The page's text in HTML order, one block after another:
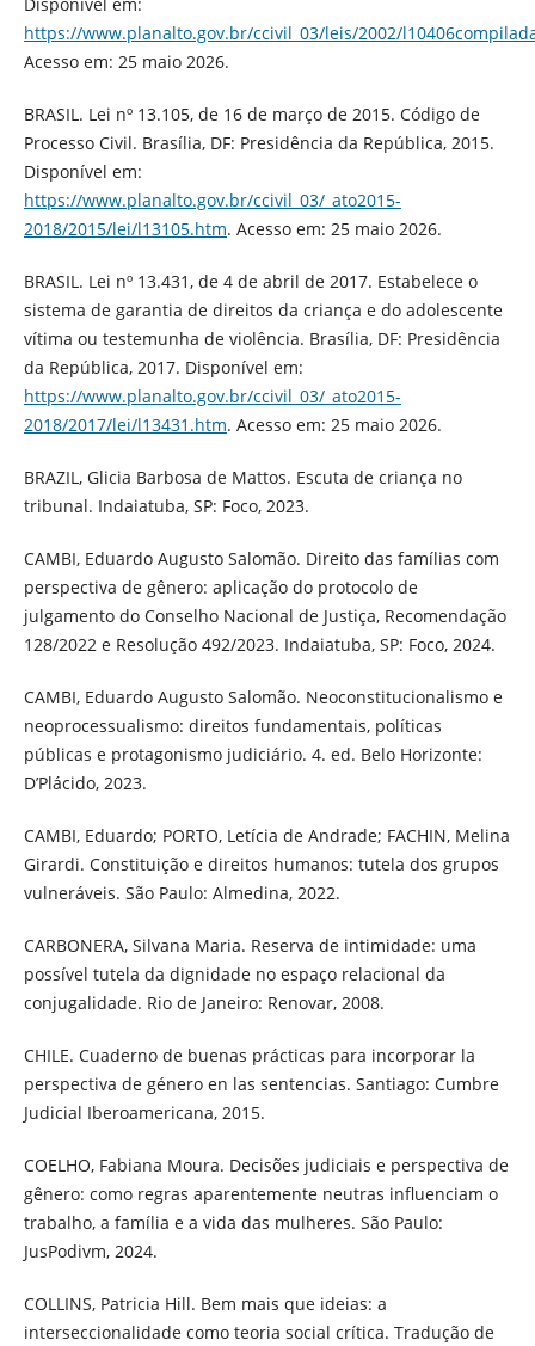
https://www.planalto.gov.br/ccivil_03/leis/2002/
Acesso em: 25 maio 2026.
BRASIL. Lei nº 13.105, de 16 de março de 2015. Código de
Processo Civil. Brasília, DF: Presidência da República, 2015.
Disponível em:
https://www.planalto.gov.br/ccivil_03/_ato2015-
2018/2015/lei/l13105.htm. Acesso em: 25 maio 2026.
BRASIL. Lei nº 13.431, de 4 de abril de 2017. Estabelece o
sistema de garantia de direitos da criança e do adolescente
vítima ou testemunha de violência. Brasília, DF: Presidência
da República, 2017. Disponível em:
https://www.planalto.gov.br/ccivil_03/_ato2015-
2018/2017/lei/l13431.htm. Acesso em: 25 maio 2026.
BRAZIL, Glicia Barbosa de Mattos. Escuta de criança no
tribunal. Indaiatuba, SP: Foco, 2023.
CAMBI, Eduardo Augusto Salomão. Direito das famílias com
perspectiva de gênero: aplicação do protocolo de
julgamento do Conselho Nacional de Justiça, Recomendação
128/2022 e Resolução 492/2023. Indaiatuba, SP: Foco, 2024.
CAMBI, Eduardo Augusto Salomão. Neoconstitucionalismo e
neoprocessualismo: direitos fundamentais, políticas
públicas e protagonismo judiciário. 4. ed. Belo Horizonte:
D’Plácido, 2023.
CAMBI, Eduardo; PORTO, Letícia de Andrade; FACHIN, Melina
Girardi. Constituição e direitos humanos: tutela dos grupos
vulneráveis. São Paulo: Almedina, 2022.
CARBONERA, Silvana Maria. Reserva de intimidade: uma
possível tutela da dignidade no espaço relacional da
conjugalidade. Rio de Janeiro: Renovar, 2008.
CHILE. Cuaderno de buenas prácticas para incorporar la
perspectiva de género en las sentencias. Santiago: Cumbre
Judicial Iberoamericana, 2015.
COELHO, Fabiana Moura. Decisões judiciais e perspectiva de
gênero: como regras aparentemente neutras influenciam o
trabalho, a família e a vida das mulheres. São Paulo:
JusPodivm, 2024.
COLLINS, Patricia Hill. Bem mais que ideias: a
interseccionalidade como teoria social crítica. Tradução de